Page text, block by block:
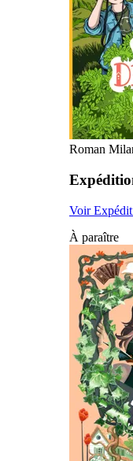
Roman
Voir
À paraître